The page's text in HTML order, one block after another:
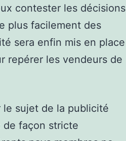
contester les décisions
plus facilement des
sera enfin mis en place
repérer les vendeurs de
le sujet de la publicité
de façon stricte